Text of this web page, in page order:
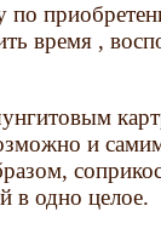
по
время ,
и
в одно целое.